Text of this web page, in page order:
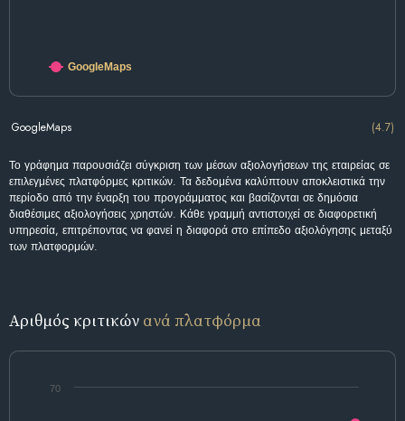
GoogleMaps
GoogleMaps (4.7)
Το γράφημα παρουσιάζει σύγκριση των μέσων αξιολογήσεων της εταιρείας σε
επιλεγμένες πλατφόρμες κριτικών. Τα δεδομένα καλύπτουν αποκλειστικά την
περίοδο από την έναρξη του προγράμματος και βασίζονται σε δημόσια
διαθέσιμες αξιολογήσεις χρηστών. Κάθε γραμμή αντιστοιχεί σε διαφορετική
υπηρεσία, επιτρέποντας να φανεί η διαφορά στο επίπεδο αξιολόγησης μεταξύ
των πλατφορμών.
Αριθμός κριτικών ανά πλατφόρμα
70